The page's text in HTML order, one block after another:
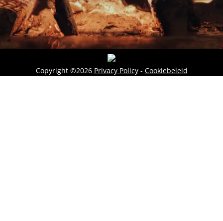
Copyright ©2026 Privacy Policy - Cookiebeleid